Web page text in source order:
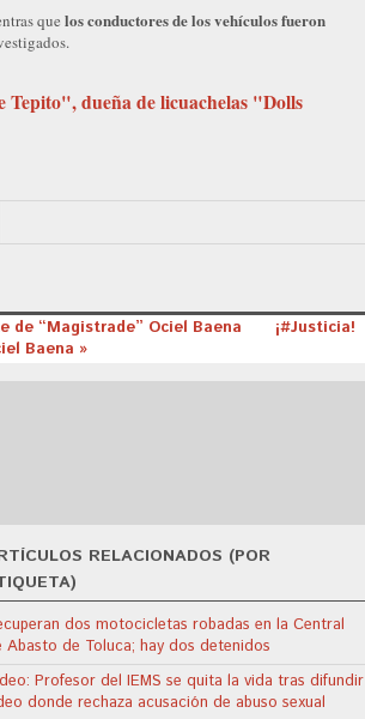
que los conductores de los vehículos fueron
dueña de licuachelas "Dolls
de “Magistrade” Ociel Baena
¡#Justicia!
Baena »
RELACIONADOS (POR
dos motocicletas robadas en la Central
Abasto de Toluca; hay dos detenidos
Profesor del IEMS se quita la vida tras difundir
donde rechaza acusación de abuso sexual